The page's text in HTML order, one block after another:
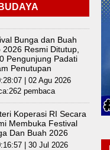
Bunga dan Buah
2026 Resmi Ditutup,
Pengunjung Padati
Penutupan
| 02 Agu 2026
pembaca
Koperasi RI Secara
Membuka Festival
Dan Buah 2026
| 30 Jul 2026